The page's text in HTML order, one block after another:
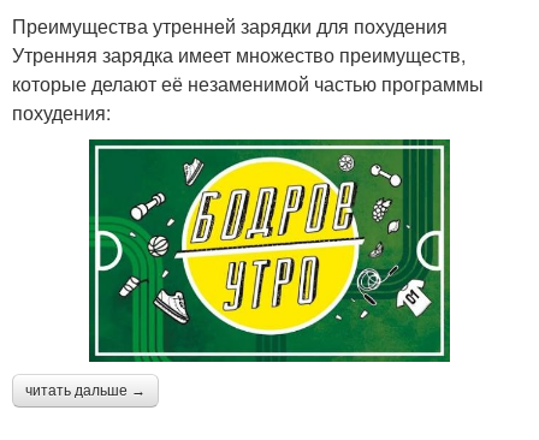
Преимущества утренней зарядки для похудения
Утренняя зарядка имеет множество преимуществ,
которые делают её незаменимой частью программы
похудения:
читать дальше →